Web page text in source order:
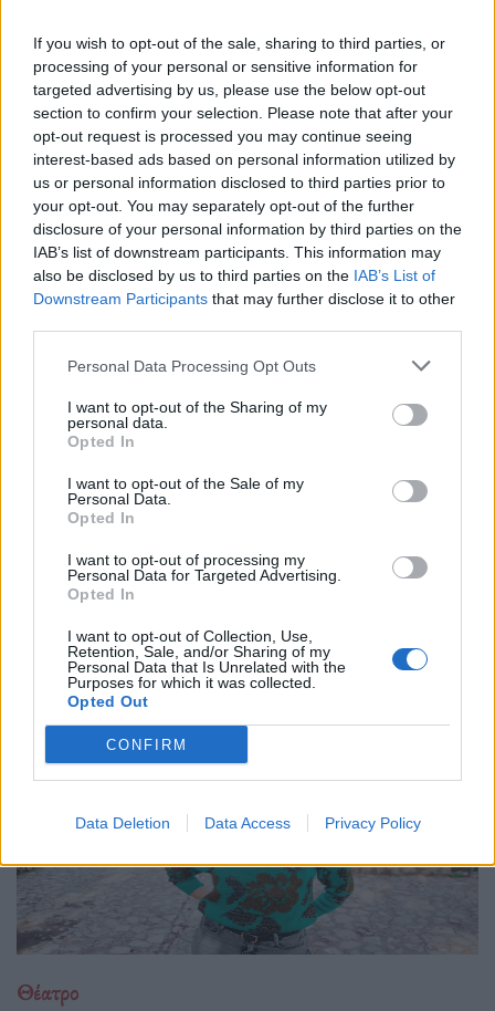
If you wish to opt-out of the sale, sharing to third parties, or
processing of your personal or sensitive information for
targeted advertising by us, please use the below opt-out
section to confirm your selection. Please note that after your
opt-out request is processed you may continue seeing
interest-based ads based on personal information utilized by
us or personal information disclosed to third parties prior to
your opt-out. You may separately opt-out of the further
disclosure of your personal information by third parties on the
IAB’s list of downstream participants. This information may
also be disclosed by us to third parties on the IAB’s List of
Downstream Participants that may further disclose it to other
Personal Data Processing Opt Outs
I want to opt-out of the Sharing of my
personal data.
Opted In
I want to opt-out of the Sale of my
Personal Data.
Opted In
I want to opt-out of processing my
Personal Data for Targeted Advertising.
Opted In
I want to opt-out of Collection, Use,
Retention, Sale, and/or Sharing of my
Personal Data that Is Unrelated with the
Purposes for which it was collected.
Opted Out
CONFIRM
Data Deletion Data Access Privacy Policy
"Θηριοτροφείο" του Δημήτρη Τσεκούρα μετατρέπει το όνειρο
σε παγίδα και το παράλογο σε καθρέφτη.
Θέατρο
Η Φένια Αποστόλου και το σκοτεινό
παραμύθι του “Αποτυπώματος”
10.12.25
Με το "Αποτύπωμα", η Φένια Αποστόλου δημιουργεί έναν
σκοτεινό, ποιητικό χώρο όπου η γυναικεία εικόνα αποτινάσσει
τις παραμορφώσεις του χρόνου και ξαναβρίσκει τη φωνή της
μέσα από την κίνηση, τη σιωπή
Θέατρο